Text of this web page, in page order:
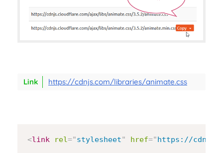
https://cdnjs.com/libraries/animate.css
<link rel="stylesheet" href="https://